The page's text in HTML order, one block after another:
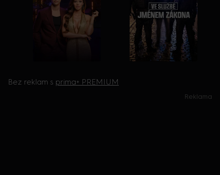
Bez reklam s prima+ PREMIUM
Reklama